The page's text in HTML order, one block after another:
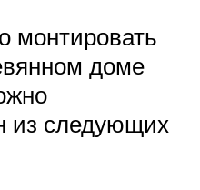
монтировать
доме
из следующих